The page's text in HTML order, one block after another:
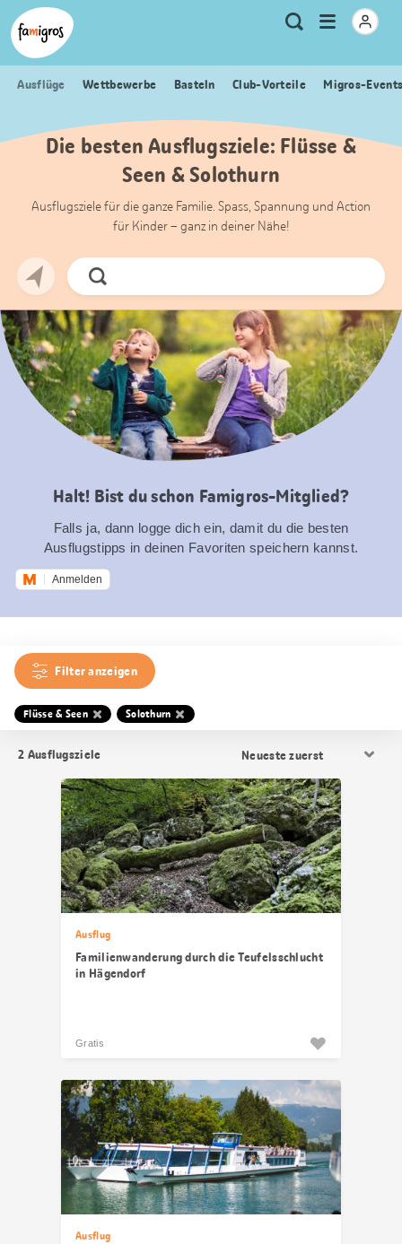
Sprungmarken
Navigation
Header
Logo
Meta
Navigation
Suche
Menu
öffnen
Ausflüge Wettbewerbe Basteln Club-Vorteile Migros-
Die besten Ausflugsziele: Flüsse &
Seen & Solothurn
Ausflugsziele für die ganze Familie. Spass, Spannung und Action
für Kinder – ganz in deiner Nähe!
Jetzt
Suchen
Halt! Bist du schon Famigros-Mitglied?
Falls ja, dann logge dich ein, damit du die besten
Ausflugstipps in deinen Favoriten speichern kannst.
Anmelden
Filter anzeigen
Flüsse & Seen Solothurn
2 Ausflugsziele
Sortierung
Ausflug
Familienwanderung durch die Teufelsschlucht
in Hägendorf
Gratis
Ausflug